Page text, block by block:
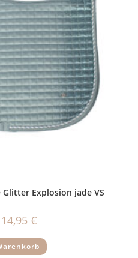
Explosion jade VS
Ursprünglicher
Preis
19,95 €
14,95 €
14,95 €.